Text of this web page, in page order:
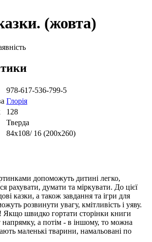
(жовта)
978-617-536-799-5
Глорія
128
Тверда
84х108/ 16 (200х260)
допоможуть дитині легко,
рахувати, думати та міркувати. До цієї
казки, а також завдання та ігри для
розвинути увагу, кмітливість і уяву.
швидко гортати сторінки книги
а потім - в іншому, то можна
маленькі тварини, намальовані по